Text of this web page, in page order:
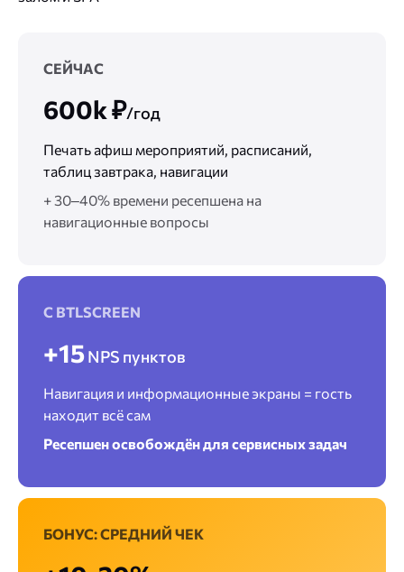
СЕЙЧАС
600k ₽/год
Печать афиш мероприятий, расписаний,
таблиц завтрака, навигации
+ 30–40% времени ресепшена на
навигационные вопросы
С BTLSCREEN
+15NPS пунктов
Навигация и информационные экраны = гость
находит всё сам
Ресепшен освобождён для сервисных задач
БОНУС: СРЕДНИЙ ЧЕК